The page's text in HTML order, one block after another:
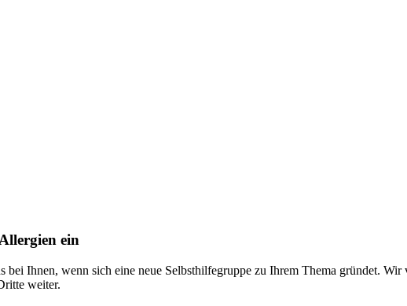
ein
Ihnen, wenn sich eine neue Selbsthilfegruppe zu Ihrem Thema gründet.
weiter.